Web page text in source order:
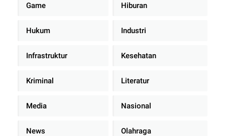
Game Hiburan
Hukum Industri
Infrastruktur Kesehatan
Kriminal Literatur
Media Nasional
News Olahraga